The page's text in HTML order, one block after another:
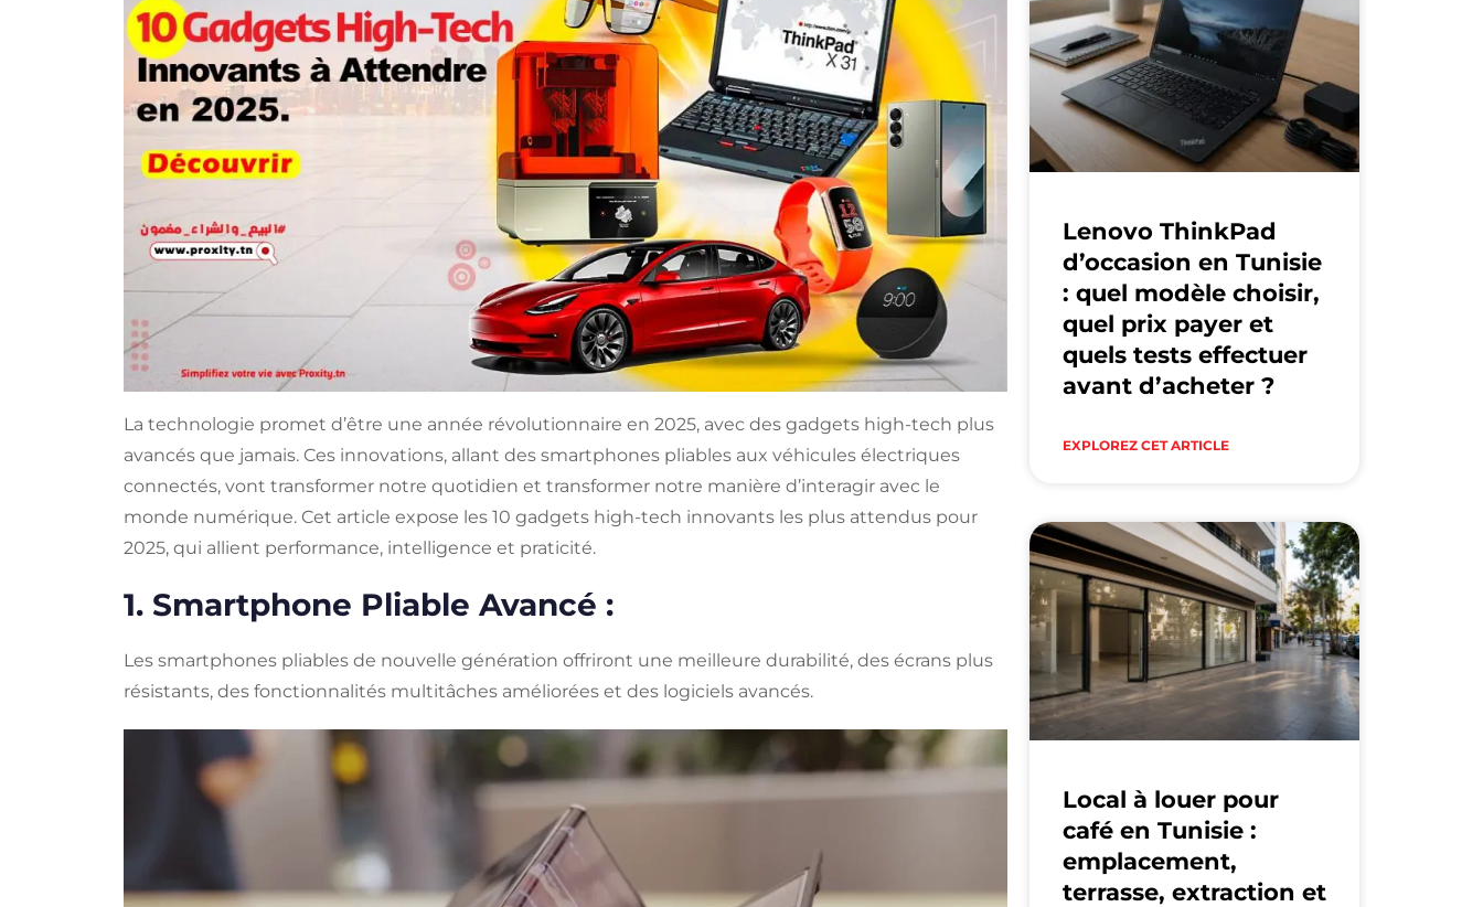
La technologie promet d’être une année révolutionnaire en 2025, avec des gadgets high-tech plus
avancés que jamais. Ces innovations, allant des smartphones pliables aux véhicules électriques
connectés, vont transformer notre quotidien et transformer notre manière d’interagir avec le
monde numérique. Cet article expose les 10 gadgets high-tech innovants les plus attendus pour
2025, qui allient performance, intelligence et praticité.
1. Smartphone Pliable Avancé :
Les smartphones pliables de nouvelle génération offriront une meilleure durabilité, des écrans plus
résistants, des fonctionnalités multitâches améliorées et des logiciels avancés.
Lenovo ThinkPad
d’occasion en Tunisie
: quel modèle choisir,
quel prix payer et
quels tests effectuer
avant d’acheter ?
EXPLOREZ CET ARTICLE
Local à louer pour
café en Tunisie :
emplacement,
terrasse, extraction et